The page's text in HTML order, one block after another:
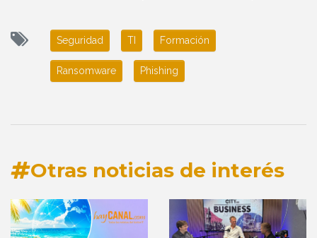
Seguridad TI Formación
Ransomware Phishing
Otras noticias de interés